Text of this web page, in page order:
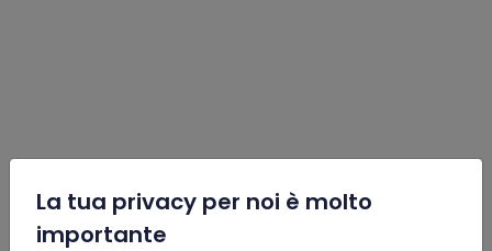
La tua privacy per noi è molto
importante